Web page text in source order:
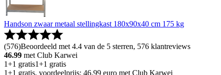
Handson zwaar metaal stellingkast 180x90x40 cm 175 kg
(576)Beoordeeld met 4.4 van de 5 sterren, 576 klantreviews
46.99 met Club Karwei
1+1 gratis1+1 gratis
1+1 gratis, voordeelprijs: 46.99 euro met Club Karwei